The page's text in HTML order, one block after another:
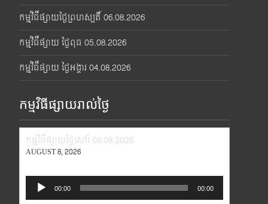
កម្មវិធីផ្សាយថ្ងៃព្រហស្បតិ៍ 06.08.2026
កម្មវិធីផ្សាយ ថ្ងៃពុធ 05.08.2026
កម្មវិធីផ្សាយ ថ្ងៃអង្គារ 04.08.2026
កម្មវិធីផ្សាយរាល់ថ្ងៃ
កម្មវិធីផ្សាយថ្ងៃសៅរ៍ 08.08.2026
AUGUST 8, 2026
Audio
Player
00:00 00:00